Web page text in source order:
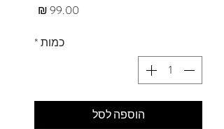
כמות*
הוספה לסל